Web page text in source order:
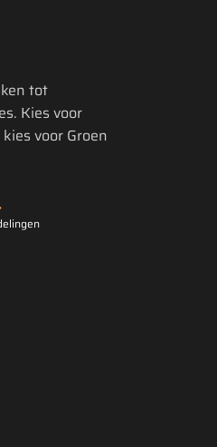
tot
Kies voor
voor Groen